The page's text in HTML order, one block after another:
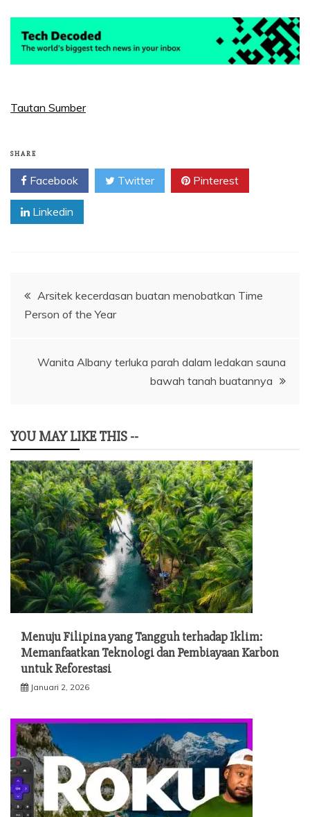
Tautan Sumber
SHARE
Facebook Twitter Pinterest
Linkedin
Navigasi
Arsitek kecerdasan buatan menobatkan Time
Person of the Year
Wanita Albany terluka parah dalam ledakan sauna
bawah tanah buatannya
YOU MAY LIKE THIS --
Menuju Filipina yang Tangguh terhadap Iklim:
Memanfaatkan Teknologi dan Pembiayaan Karbon
untuk Reforestasi
Januari 2, 2026